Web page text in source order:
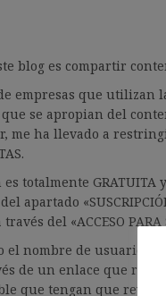
blog es compartir
empresas que utilizan
se apropian del
me ha llevado a
totalmente
apartado
del «ACCESO PARA
el nombre de usuario y
de un enlace que
que tengan que